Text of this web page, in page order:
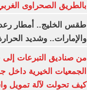
بالطريق الصحراوى
طقس الخليج.. أمطار
والإمارات.. وشديد
من صناديق التبرعات إلى
الجمعيات الخيرية داخل
كيف تحولت لآلة تمويل